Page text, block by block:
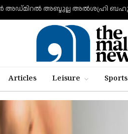
Articles Leisure Sports